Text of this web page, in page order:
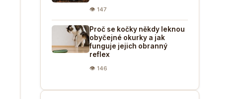
👁 147
Proč se kočky někdy leknou
obyčejné okurky a jak
funguje jejich obranný
reflex
👁 146